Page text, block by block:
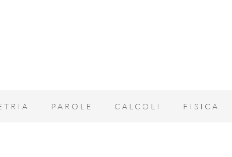
PAROLE CALCOLI FISICA